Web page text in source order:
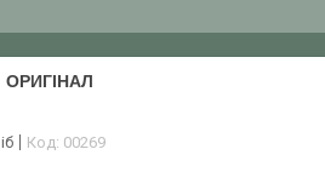
ОРИГІНАЛ
Код: 00269